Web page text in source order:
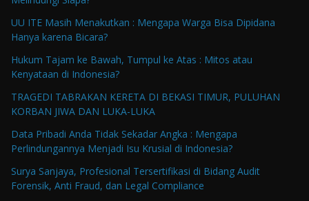
UU ITE Masih Menakutkan : Mengapa Warga Bisa Dipidana
Hanya karena Bicara?
Hukum Tajam ke Bawah, Tumpul ke Atas : Mitos atau
Kenyataan di Indonesia?
TRAGEDI TABRAKAN KERETA DI BEKASI TIMUR, PULUHAN
KORBAN JIWA DAN LUKA-LUKA
Data Pribadi Anda Tidak Sekadar Angka : Mengapa
Perlindungannya Menjadi Isu Krusial di Indonesia?
Surya Sanjaya, Profesional Tersertifikasi di Bidang Audit
Forensik, Anti Fraud, dan Legal Compliance